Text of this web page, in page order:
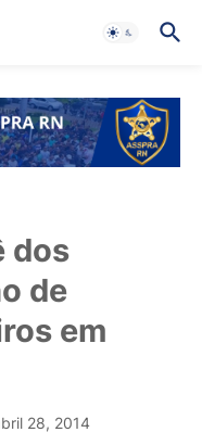
dos
de
em
28, 2014